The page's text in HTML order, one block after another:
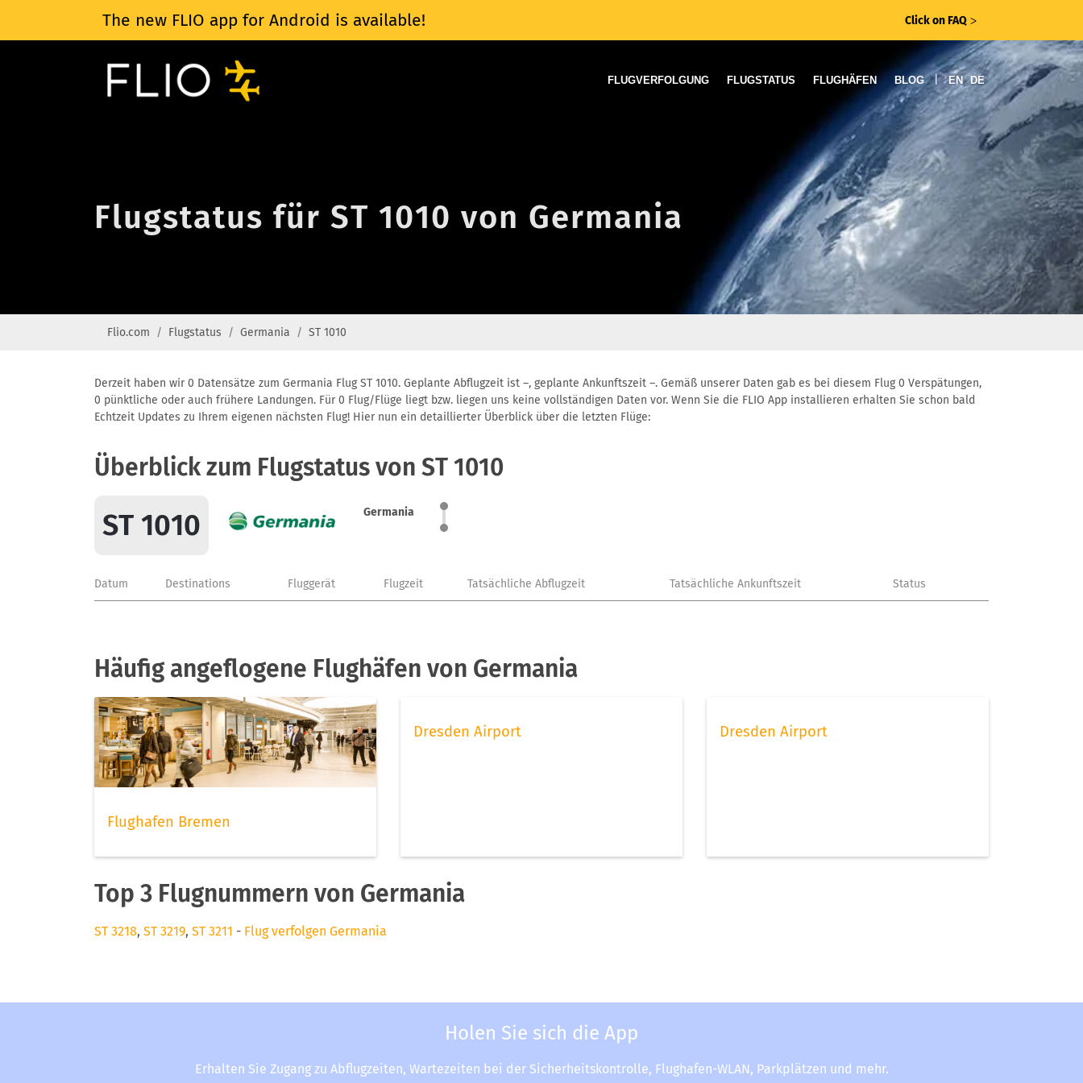
The new FLIO app for Android is available! Click on FAQ ᐳ
FLUGVERFOLGUNG FLUGSTATUS FLUGHÄFEN BLOG | EN DE
Flugstatus für ST 1010 von Germania
Flio.com Flugstatus Germania ST 1010
Derzeit haben wir 0 Datensätze zum Germania Flug ST 1010. Geplante Abflugzeit ist –, geplante Ankunftszeit –. Gemäß unserer Daten gab es bei diesem Flug 0 Verspätungen,
0 pünktliche oder auch frühere Landungen. Für 0 Flug/Flüge liegt bzw. liegen uns keine vollständigen Daten vor. Wenn Sie die FLIO App installieren erhalten Sie schon bald
Echtzeit Updates zu Ihrem eigenen nächsten Flug! Hier nun ein detaillierter Überblick über die letzten Flüge:
Überblick zum Flugstatus von ST 1010
ST 1010 Germania
Datum Destinations Fluggerät Flugzeit Tatsächliche Abflugzeit Tatsächliche Ankunftszeit Status
Häufig angeflogene Flughäfen von Germania
Flughafen Bremen
Dresden Airport Dresden Airport
Top 3 Flugnummern von Germania
ST 3218, ST 3219, ST 3211 - Flug verfolgen Germania
Holen Sie sich die App
Erhalten Sie Zugang zu Abflugzeiten, Wartezeiten bei der Sicherheitskontrolle, Flughafen-WLAN, Parkplätzen und mehr.